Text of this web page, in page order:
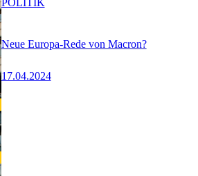
Neue Europa-Rede von Macron?
17.04.2024